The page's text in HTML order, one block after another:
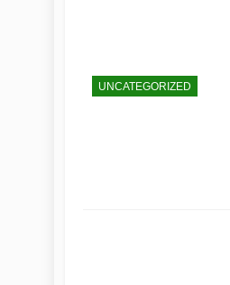
UNCATEGORIZED